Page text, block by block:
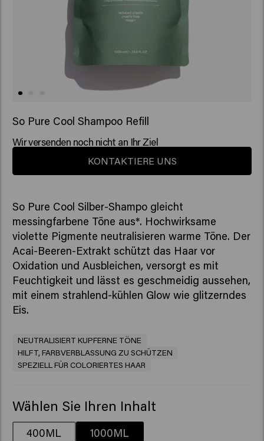
So Pure Cool Shampoo Refill
Wir versenden noch nicht an Ihr Ziel
KONTAKTIERE UNS
So Pure Cool Silber-Shampo gleicht
messingfarbene Töne aus*. Hochwirksame
violette Pigmente neutralisieren warme Töne. Der
Acai-Beeren-Extrakt schützt das Haar vor
Oxidation und Ausbleichen, versorgt es mit
Feuchtigkeit und lässt es geschmeidig aussehen,
mit einem strahlend-kühlen Glow wie glitzerndes
Eis.
NEUTRALISIERT KUPFERNE TÖNE
HILFT, FARBVERBLASSUNG ZU SCHÜTZEN
SPEZIELL FÜR COLORIERTES HAAR
Wählen Sie Ihren Inhalt
400ML 1000ML